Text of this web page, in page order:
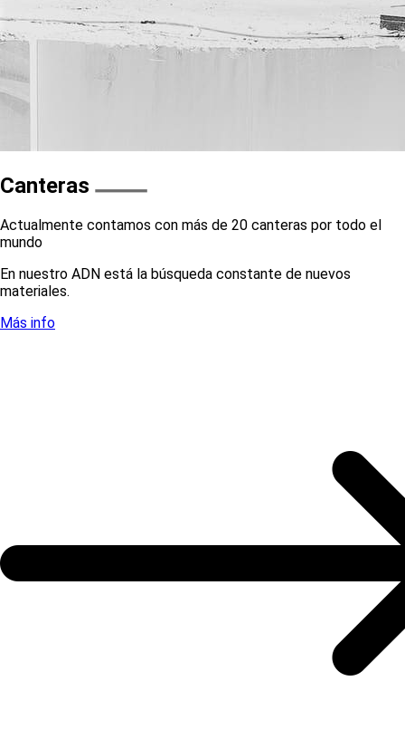
Canteras
Actualmente contamos con más de 20 canteras por todo el
mundo
En nuestro ADN está la búsqueda constante de nuevos
materiales.
Más info